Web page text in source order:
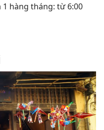
hàng tháng: từ 6:00